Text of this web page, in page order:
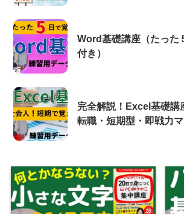
Word基礎講座（たった
付き）
完全解説！Excel基礎講
転職・短期型・即戦力マ